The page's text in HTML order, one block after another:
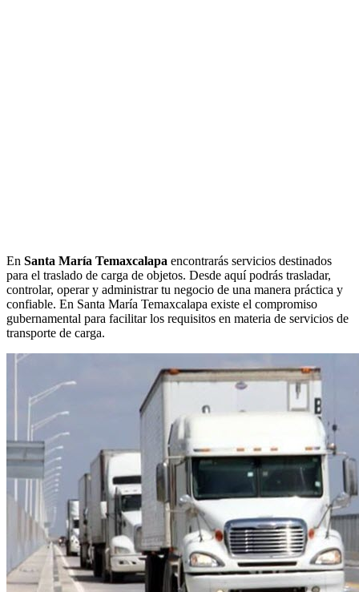
En Santa María Temaxcalapa encontrarás servicios destinados
para el traslado de carga de objetos. Desde aquí podrás trasladar,
controlar, operar y administrar tu negocio de una manera práctica y
confiable. En Santa María Temaxcalapa existe el compromiso
gubernamental para facilitar los requisitos en materia de servicios de
transporte de carga.